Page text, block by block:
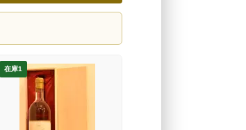
在庫1